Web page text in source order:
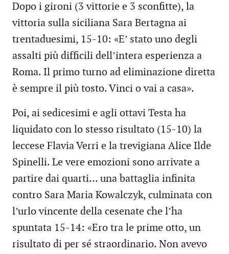
Dopo i gironi (3 vittorie e 3 sconfitte), la
vittoria sulla siciliana Sara Bertagna ai
trentaduesimi, 15-10: «E’ stato uno degli
assalti più difficili dell’intera esperienza a
Roma. Il primo turno ad eliminazione diretta
è sempre il più tosto. Vinci o vai a casa».
Poi, ai sedicesimi e agli ottavi Testa ha
liquidato con lo stesso risultato (15-10) la
leccese Flavia Verri e la trevigiana Alice Ilde
Spinelli. Le vere emozioni sono arrivate a
partire dai quarti... una battaglia infinita
contro Sara Maria Kowalczyk, culminata con
l’urlo vincente della cesenate che l’ha
spuntata 15-14: «Ero tra le prime otto, un
risultato di per sé straordinario. Non avevo